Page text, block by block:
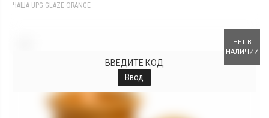
ЧАША UPG GLAZE ORANGE
НЕТ В
НАЛИЧИИ
ВВЕДИТЕ КОД
Ввод